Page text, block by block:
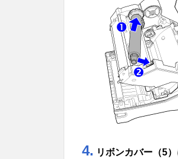
4. リボンカバー（5